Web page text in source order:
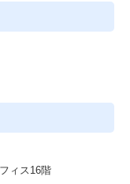
ィス16階